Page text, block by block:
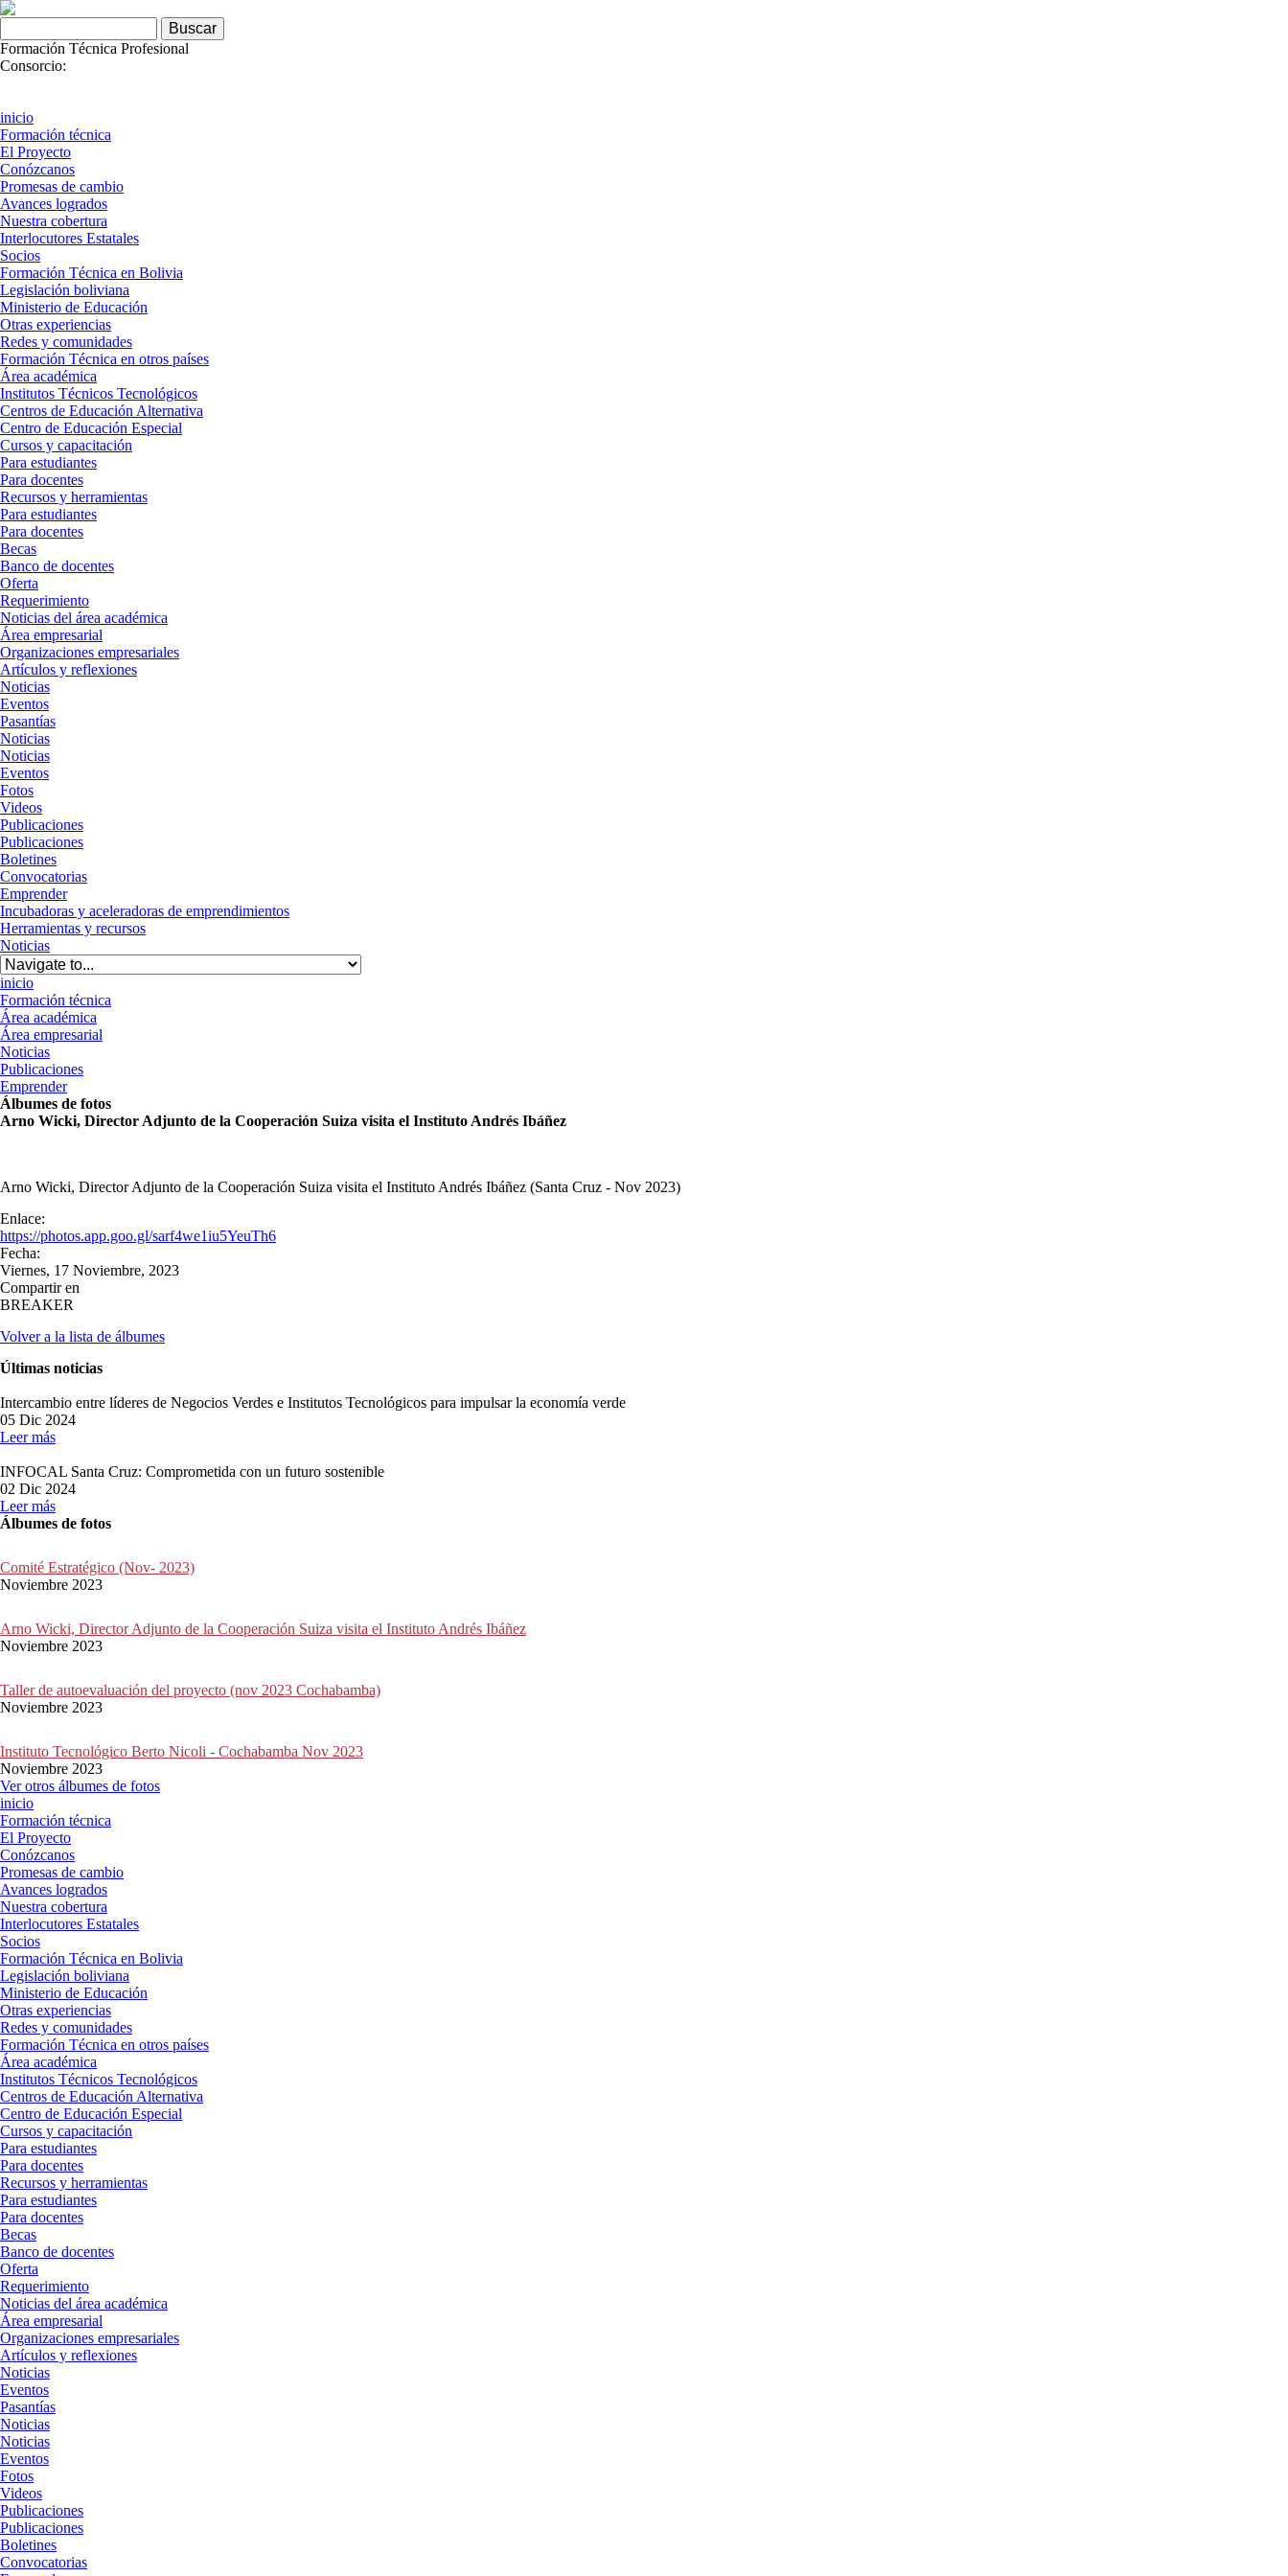
Skip to navigation
Pasar al contenido principal
Formación Técnica Profesional
Consorcio:
inicio
Formación técnica
El Proyecto
Conózcanos
Promesas de cambio
Avances logrados
Nuestra cobertura
Interlocutores Estatales
Socios
Formación Técnica en Bolivia
Legislación boliviana
Ministerio de Educación
Otras experiencias
Redes y comunidades
Formación Técnica en otros países
Área académica
Institutos Técnicos Tecnológicos
Centros de Educación Alternativa
Centro de Educación Especial
Cursos y capacitación
Para estudiantes
Para docentes
Recursos y herramientas
Para estudiantes
Para docentes
Becas
Banco de docentes
Oferta
Requerimiento
Noticias del área académica
Área empresarial
Organizaciones empresariales
Artículos y reflexiones
Noticias
Eventos
Pasantías
Noticias
Noticias
Eventos
Fotos
Videos
Publicaciones
Publicaciones
Boletines
Convocatorias
Emprender
Incubadoras y aceleradoras de emprendimientos
Herramientas y recursos
Noticias
inicio
Formación técnica
Área académica
Área empresarial
Noticias
Publicaciones
Emprender
Álbumes de fotos
Arno Wicki, Director Adjunto de la Cooperación Suiza visita el Instituto Andrés Ibáñez
Arno Wicki, Director Adjunto de la Cooperación Suiza visita el Instituto Andrés Ibáñez (Santa Cruz - Nov 2023)
Enlace
Enlace:
https://photos.app.goo.gl/sarf4we1iu5YeuTh6
Fecha
Fecha:
Viernes, 17 Noviembre, 2023
Compartir en
LINE
BREAKER
Volver a la lista de álbumes
Últimas noticias
Intercambio entre líderes de Negocios Verdes e Institutos Tecnológicos para impulsar la economía verde
05 Dic 2024
Leer más
INFOCAL Santa Cruz: Comprometida con un futuro sostenible
02 Dic 2024
Leer más
Álbumes de fotos
Comité Estratégico (Nov- 2023)
Noviembre 2023
Arno Wicki, Director Adjunto de la Cooperación Suiza visita el Instituto Andrés Ibáñez
Noviembre 2023
Taller de autoevaluación del proyecto (nov 2023 Cochabamba)
Noviembre 2023
Instituto Tecnológico Berto Nicoli - Cochabamba Nov 2023
Noviembre 2023
Ver otros álbumes de fotos
inicio
Formación técnica
El Proyecto
Conózcanos
Promesas de cambio
Avances logrados
Nuestra cobertura
Interlocutores Estatales
Socios
Formación Técnica en Bolivia
Legislación boliviana
Ministerio de Educación
Otras experiencias
Redes y comunidades
Formación Técnica en otros países
Área académica
Institutos Técnicos Tecnológicos
Centros de Educación Alternativa
Centro de Educación Especial
Cursos y capacitación
Para estudiantes
Para docentes
Recursos y herramientas
Para estudiantes
Para docentes
Becas
Banco de docentes
Oferta
Requerimiento
Noticias del área académica
Área empresarial
Organizaciones empresariales
Artículos y reflexiones
Noticias
Eventos
Pasantías
Noticias
Noticias
Eventos
Fotos
Videos
Publicaciones
Publicaciones
Boletines
Convocatorias